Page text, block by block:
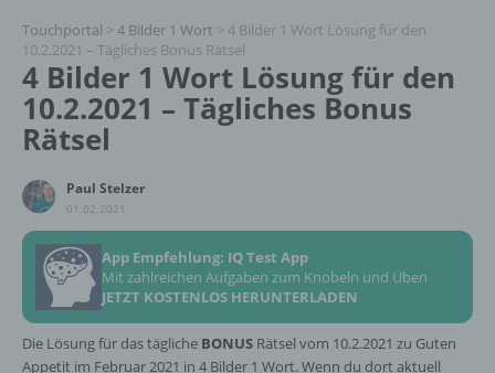
Touchportal > 4 Bilder 1 Wort > 4 Bilder 1 Wort Lösung für den
10.2.2021 – Tägliches Bonus Rätsel
4 Bilder 1 Wort Lösung für den
10.2.2021 – Tägliches Bonus
Rätsel
Paul Stelzer
01.02.2021
App Empfehlung: IQ Test App
Mit zahlreichen Aufgaben zum Knobeln und Üben
JETZT KOSTENLOS HERUNTERLADEN
Die Lösung für das tägliche BONUS Rätsel vom 10.2.2021 zu Guten
Appetit im Februar 2021 in 4 Bilder 1 Wort. Wenn du dort aktuell